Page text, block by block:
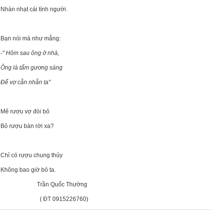
Nhàn nhạt cái tình người.
Bạn nói mà như mắng:
-" Hôm sau ông ở nhà,
Ông là tấm gương sáng
Để vợ cằn nhằn ta"
Mê rượu vợ đòi bỏ
Bỏ rượu bàn rời xa?
Chỉ có rượu chung thủy
Không bao giờ bỏ ta.
Trần Quốc Thường
( ĐT 0915226760)